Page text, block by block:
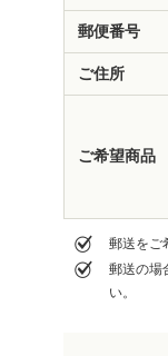
郵便番号
ご住所
ご希望商品
郵送をご
郵送の場
い。